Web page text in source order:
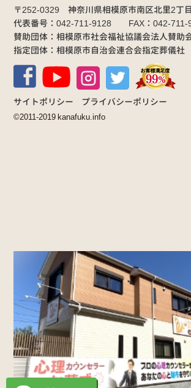
〒252-0329 神奈川県相模原市南区北里2丁
代表番号：042-711-9128 FAX：042-711-
賛助団体：相模原市社会福祉協議会法人賛助
指定団体：相模原市自治会連合会指定葬儀社
サイトポリシー プライバシーポリシー
©2011-2019 kanafuku.info